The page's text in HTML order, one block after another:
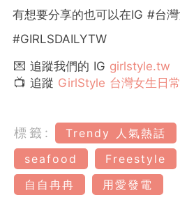
有想要分享的也可以在IG #台
#GIRLSDAILYTW
💌 追蹤我們的 IG girlstyle.tw
📺 追蹤 GirlStyle 台灣女生日
標籤: Trendy 人氣熱話
seafood
Freestyle
自自冉冉
用愛發電